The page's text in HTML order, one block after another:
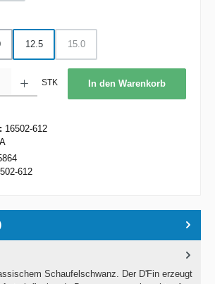
12.5 15.0
(Diese Option ist zurzeit nicht verfügbar.)
STK In den Warenkorb
16502-612
612
Schaufelschwanz. Der D'Fin erzeugt